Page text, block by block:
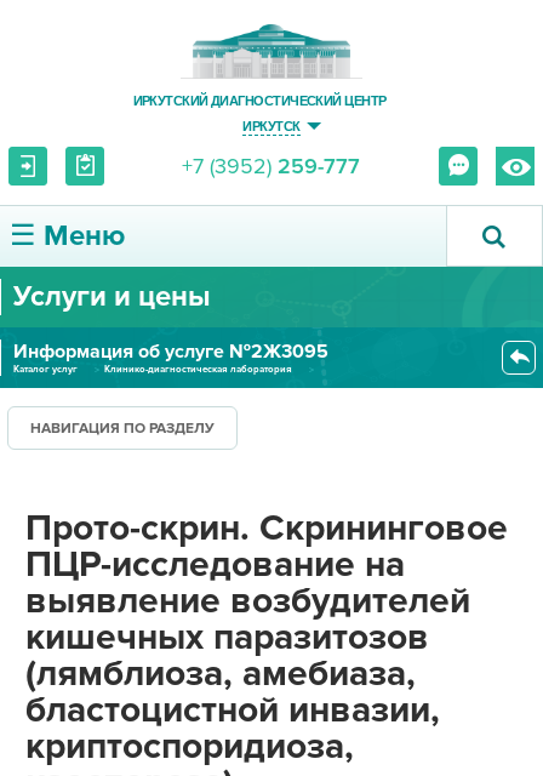
ИРКУТСКИЙ ДИАГНОСТИЧЕСКИЙ ЦЕНТР
ИРКУТСК
+7 (3952) 259-777
☰ Меню
О ЦЕНТРЕ
УСЛУГИ И ЦЕНЫ
ПАЦИЕНТУ
ПРАВОВАЯ ИНФОРМАЦИЯ
Услуги и цены
Информация об услуге №2Ж3095
Каталог услуг
Клинико-диагностическая лаборатория
Прото-скрин. Скрининговое ПЦР-...
НАВИГАЦИЯ ПО РАЗДЕЛУ
Прото-скрин. Скрининговое
ПЦР-исследование на
выявление возбудителей
кишечных паразитозов
(лямблиоза, амебиаза,
бластоцистной инвазии,
криптоспоридиоза,